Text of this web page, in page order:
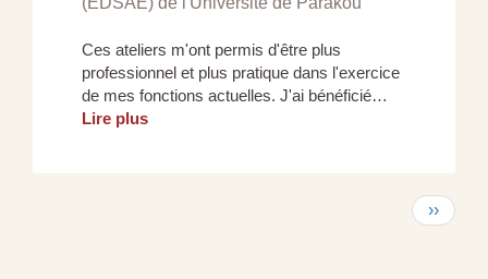
Ces ateliers m'ont permis d'être plus
professionnel et plus pratique dans l'exercice
de mes fonctions actuelles. J'ai bénéficié…
Lire plus
Page
››